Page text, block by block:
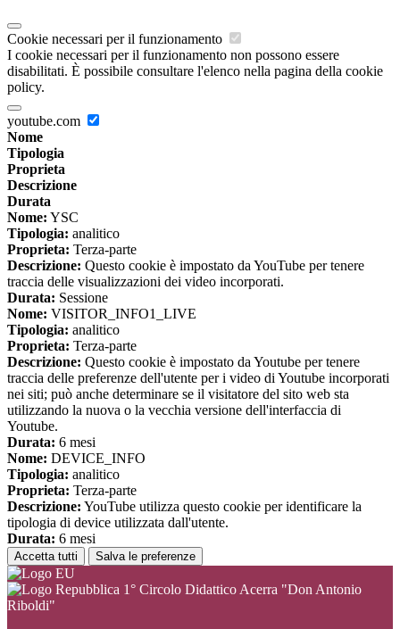
Cookie necessari per il funzionamento
I cookie necessari per il funzionamento non possono essere
disabilitati. È possibile consultare l'elenco nella pagina della cookie
policy.
youtube.com
Nome
Tipologia
Proprieta
Descrizione
Durata
Nome: YSC
Tipologia: analitico
Proprieta: Terza-parte
Descrizione: Questo cookie è impostato da YouTube per tenere
traccia delle visualizzazioni dei video incorporati.
Durata: Sessione
Nome: VISITOR_INFO1_LIVE
Tipologia: analitico
Proprieta: Terza-parte
Descrizione: Questo cookie è impostato da Youtube per tenere
traccia delle preferenze dell'utente per i video di Youtube incorporati
nei siti; può anche determinare se il visitatore del sito web sta
utilizzando la nuova o la vecchia versione dell'interfaccia di
Youtube.
Durata: 6 mesi
Nome: DEVICE_INFO
Tipologia: analitico
Proprieta: Terza-parte
Descrizione: YouTube utilizza questo cookie per identificare la
tipologia di device utilizzata dall'utente.
Durata: 6 mesi
Accetta tutti Salva le preferenze
1° Circolo Didattico Acerra "Don Antonio
Riboldi"